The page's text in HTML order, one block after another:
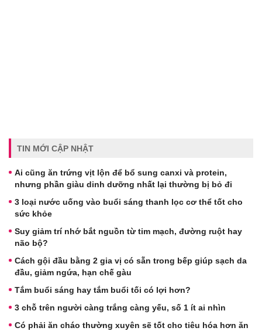
TIN MỚI CẬP NHẬT
Ai cũng ăn trứng vịt lộn để bổ sung canxi và protein,
nhưng phần giàu dinh dưỡng nhất lại thường bị bỏ đi
3 loại nước uống vào buổi sáng thanh lọc cơ thể tốt cho
sức khỏe
Suy giảm trí nhớ bắt nguồn từ tim mạch, đường ruột hay
não bộ?
Cách gội đầu bằng 2 gia vị có sẵn trong bếp giúp sạch da
đầu, giảm ngứa, hạn chế gàu
Tắm buổi sáng hay tắm buổi tối có lợi hơn?
3 chỗ trên người càng trắng càng yếu, số 1 ít ai nhìn
Có phải ăn cháo thường xuyên sẽ tốt cho tiêu hóa hơn ăn